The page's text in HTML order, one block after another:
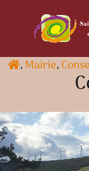
, Mairie,